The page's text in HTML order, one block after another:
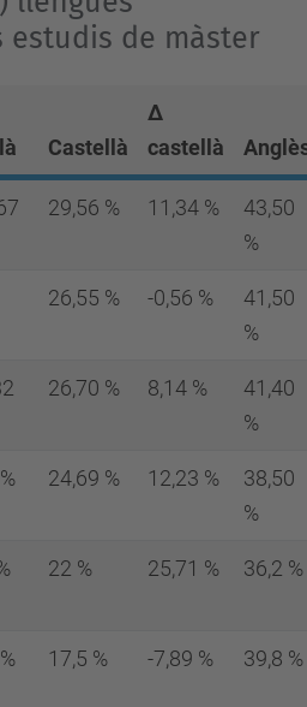
de màster
Castellà
Δ
castellà
29,56 % 11,34 %
43,50
%
26,55 % -0,56 %
41,50
%
26,70 % 8,14 %
41,40
%
24,69 % 12,23 %
38,50
%
22 % 25,71 % 36,2 %
17,5 % -7,89 % 39,8 %